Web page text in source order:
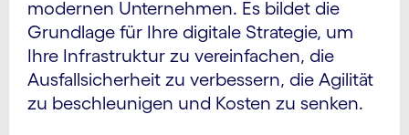
modernen Unternehmen. Es bildet die
Grundlage für Ihre digitale Strategie, um
Ihre Infrastruktur zu vereinfachen, die
Ausfallsicherheit zu verbessern, die Agilität
zu beschleunigen und Kosten zu senken.